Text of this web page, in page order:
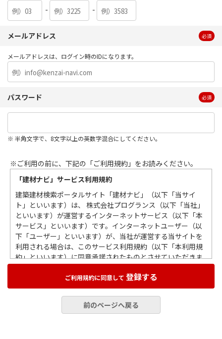
- -
メールアドレス 必須
メールアドレスは、ログイン時のIDになります。
パスワード 必須
※ 半角文字で、8文字以上の英数字混合にしてください。
※ご利用の前に、下記の「ご利用規約」をお読みください。
「建材ナビ」サービス利用規約
建築建材検索ポータルサイト「建材ナビ」（以下「当サイ
ト」といいます）は、 株式会社プログランス（以下「当社」
といいます）が運営するインターネットサービス（以下「本
サービス」といいます）です。インターネットユーザー（以
下「ユーザー」といいます）が、当社が運営する当サイトを
利用される場合は、このサービス利用規約（以下「本利用規
約」といいます）に同意承諾されたものとさせていただきま
当社の本利用規約は、ユーザーによる当サイトの利用すべて
ご利用規約に同意して 登録する
前のページへ戻る